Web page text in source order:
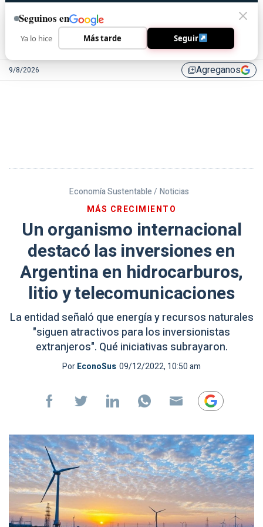
9/8/2026 library_addAgreganos
Economía Sustentable / Noticias
MÁS CRECIMIENTO
Un organismo internacional
destacó las inversiones en
Argentina en hidrocarburos,
litio y telecomunicaciones
La entidad señaló que energía y recursos naturales
"siguen atractivos para los inversionistas
extranjeros". Qué iniciativas subrayaron.
PorEconoSus 09/12/2022, 10:50 am
Seguinos en
Ya lo hice Más tarde Seguir